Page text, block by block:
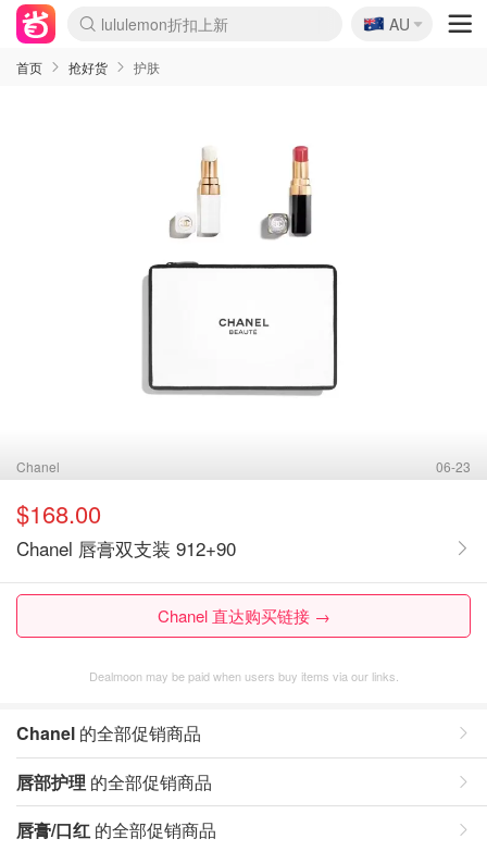
Sasa美妆护肤3.5折
SSENSE年中2.5折
FreshBeauty好价汇总
Cettire降价+叠9折
WWS Coles超市实拍
viagogo二手票捡漏
Myer折扣汇总
The Outnet奢牌1折起
David Jones 3折起
Flannels大牌1折
Perfumes Club护肤1折
AMIRO面罩$251
Amazon折扣汇总
Amazon数码好物
ThedoubleF高奢地板价
Moose Knuckles 6折
EUFY摄像头$98
Selenichast首饰2折
悉尼-墨尔本机票$29
Amazon家居好物
Amazon美妆护肤
雅漾大喷$8
过敏原检测盒$33
科颜氏高保湿面霜$29
SEALIFE海洋馆门票6折
丝塔芙大白罐$16
订阅Newsletter送香薰
Harrods圣诞日历$525
LN-CC奢牌私促
d'Alba空姐喷雾$16
EVE LOM套装£56
Bernardelli独家4折
Adore Beauty 6折起
Mytheresa奢品2.7折
Currentbody美容仪$881
MOON Garden Live
CR洗护套装$23
GANNI官网4.5折
Stylevana韩妆4折
Tessabit高奢8.5折
OGX洗发水$11
Amazon阿德莱德次日达
卡诗8.5折+赠礼
Philips Hue灯具8折
La Mer送8件礼值$529
始祖鸟 石头岛 8折
雅诗兰黛7.5折+赠礼
祖玛珑赠5件礼
惊❗️修丽可赠42ml精华
Loewe/BBR高奢8折
黑五价❗阿玛尼全场8折
Crocs洞洞鞋$36
A王情侣卫衣推荐
三星4K智能电视$664
倩碧7.5折+赠$110礼
Bobbi Brown 8折+赠礼
M.A.C 7.5折+赠彩妆套装
🇦🇺
AU
首页 抢好货 护肤
Chanel 06-23
$168.00
Chanel 唇膏双支装 912+90
Chanel 直达购买链接 →
Dealmoon may be paid when users buy items via our links.
Chanel 的全部促销商品
唇部护理 的全部促销商品
唇膏/口红 的全部促销商品